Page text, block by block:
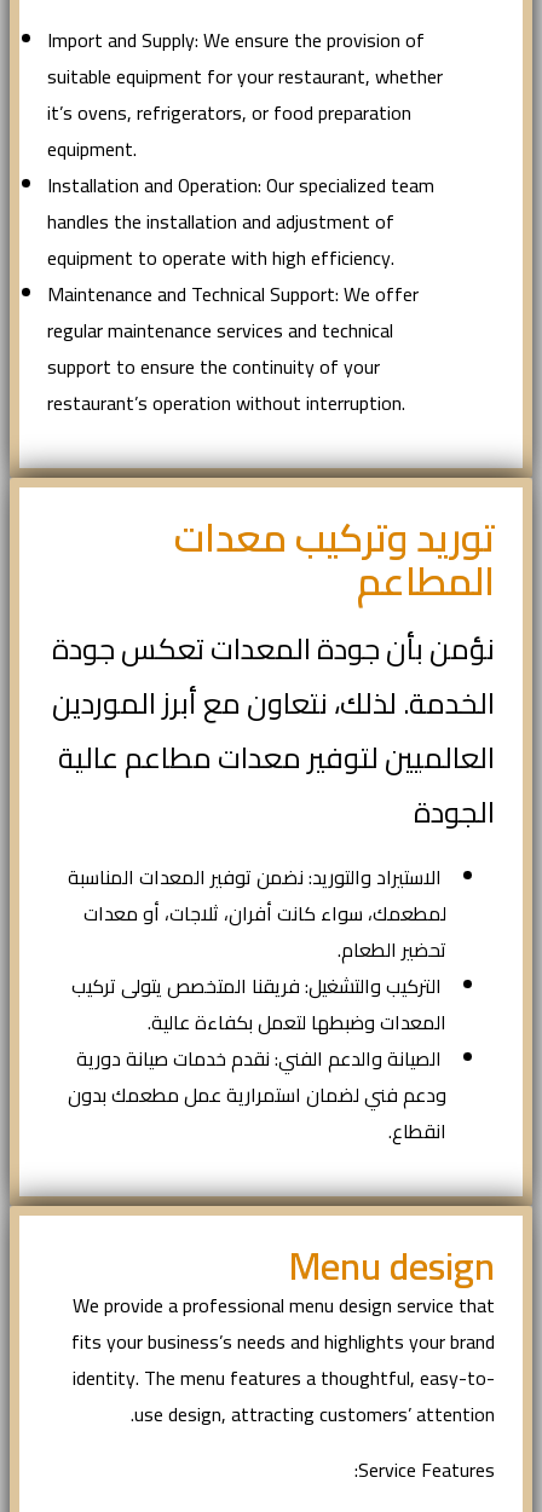
Import and Supply: We ensure the provision of
suitable equipment for your restaurant, whether
it’s ovens, refrigerators, or food preparation
equipment.
Installation and Operation: Our specialized team
handles the installation and adjustment of
equipment to operate with high efficiency.
Maintenance and Technical Support: We offer
regular maintenance services and technical
support to ensure the continuity of your
restaurant’s operation without interruption.
توريد وتركيب معدات
المطاعم
نؤمن بأن جودة المعدات تعكس جودة
الخدمة. لذلك، نتعاون مع أبرز الموردين
العالميين لتوفير معدات مطاعم عالية
الجودة
الاستيراد والتوريد: نضمن توفير المعدات المناسبة
لمطعمك، سواء كانت أفران، ثلاجات، أو معدات
تحضير الطعام.
التركيب والتشغيل: فريقنا المتخصص يتولى تركيب
المعدات وضبطها لتعمل بكفاءة عالية.
الصيانة والدعم الفني: نقدم خدمات صيانة دورية
ودعم فني لضمان استمرارية عمل مطعمك بدون
انقطاع.
Menu design
We provide a professional menu design service that
fits your business’s needs and highlights your brand
identity. The menu features a thoughtful, easy-to-
use design, attracting customers’ attention.
Service Features: